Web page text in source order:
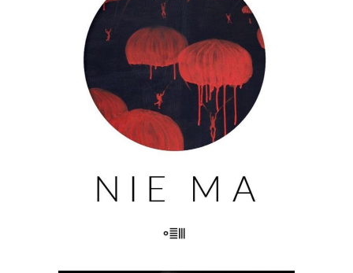
Nie ma kogoś. Nie ma czegoś. Nie ma
przeszłości. Nie ma pamięci. Nie ma
widelców do sera. Nie ma miłości. Nie
ma życia. Nie ma fikcji. Nie ma
właściwego koloru. Nie ma komisji. Nie
ma grobu. Nie ma siostry. Nie […]
46.00 23.00zł
KSIĄŻKA DO KOSZYKA